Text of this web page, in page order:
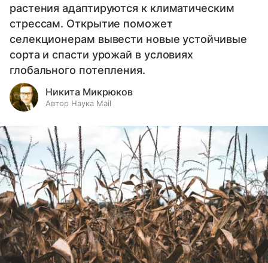
растения адаптируются к климатическим
стрессам. Открытие поможет
селекционерам вывести новые устойчивые
сорта и спасти урожай в условиях
глобального потепления.
Никита Микрюков
Автор Наука Mail